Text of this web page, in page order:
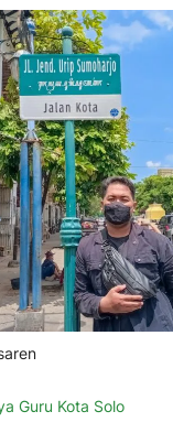
Guru Kota Solo